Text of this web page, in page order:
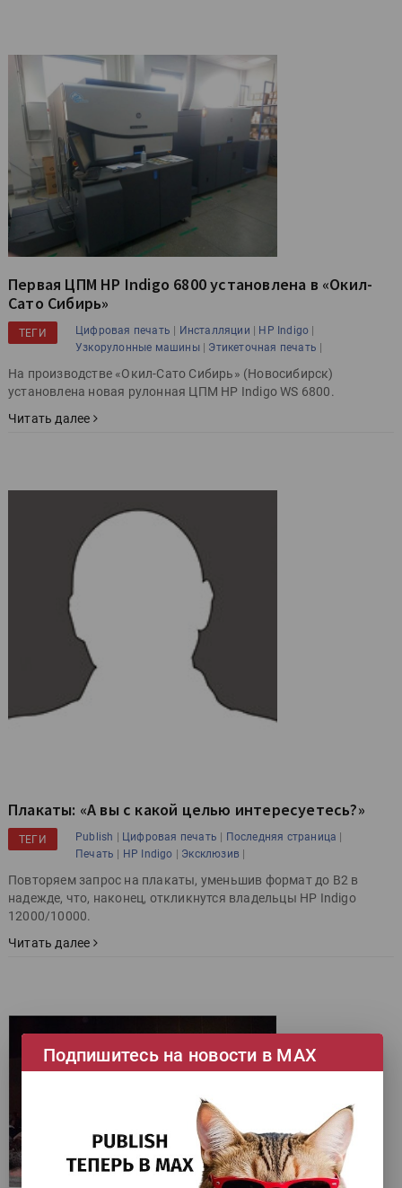
Первая ЦПМ HP Indigo 6800 установлена в «Окил-
Сато Сибирь»
ТЕГИ Цифровая печать | Инсталляции | HP Indigo |
Узкорулонные машины| Этикеточная печать |
На производстве «Окил-Сато Сибирь» (Новосибирск)
установлена новая рулонная ЦПМ HP Indigo WS 6800.
Читать далее
Плакаты: «А вы с какой целью интересуетесь?»
ТЕГИ Publish | Цифровая печать | Последняя страница |
Печать | HP Indigo | Эксклюзив |
Повторяем запрос на плакаты, уменьшив формат до B2 в
надежде, что, наконец, откликнутся владельцы HP Indigo
12000/10000.
Читать далее
Подпишитесь на новости в МАХ